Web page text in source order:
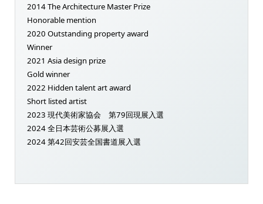
2014 The Architecture Master Prize
Honorable mention
2020 Outstanding property award
Winner
2021 Asia design prize
Gold winner
2022 Hidden talent art award
Short listed artist
2023 現代美術家協会 第79回現展入選
2024 全日本芸術公募展入選
2024 第42回安芸全国書道展入選